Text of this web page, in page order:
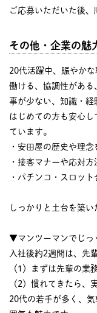
ご応募いただいた後、
その他・企業の魅
20代活躍中、賑やか
働ける、協調性がある
事が少ない、知識・
はじめての方も安心
ています。
・安田屋の歴史や理
・接客マナーや応対
・パチンコ・スロッ
しっかりと土台を築い
▼マンツーマンでじっ
入社後約2週間は、先
（1）まずは先輩の業
（2）慣れてきたら、
20代の若手が多く、